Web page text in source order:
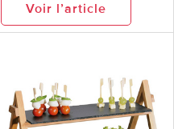
Voir l’article